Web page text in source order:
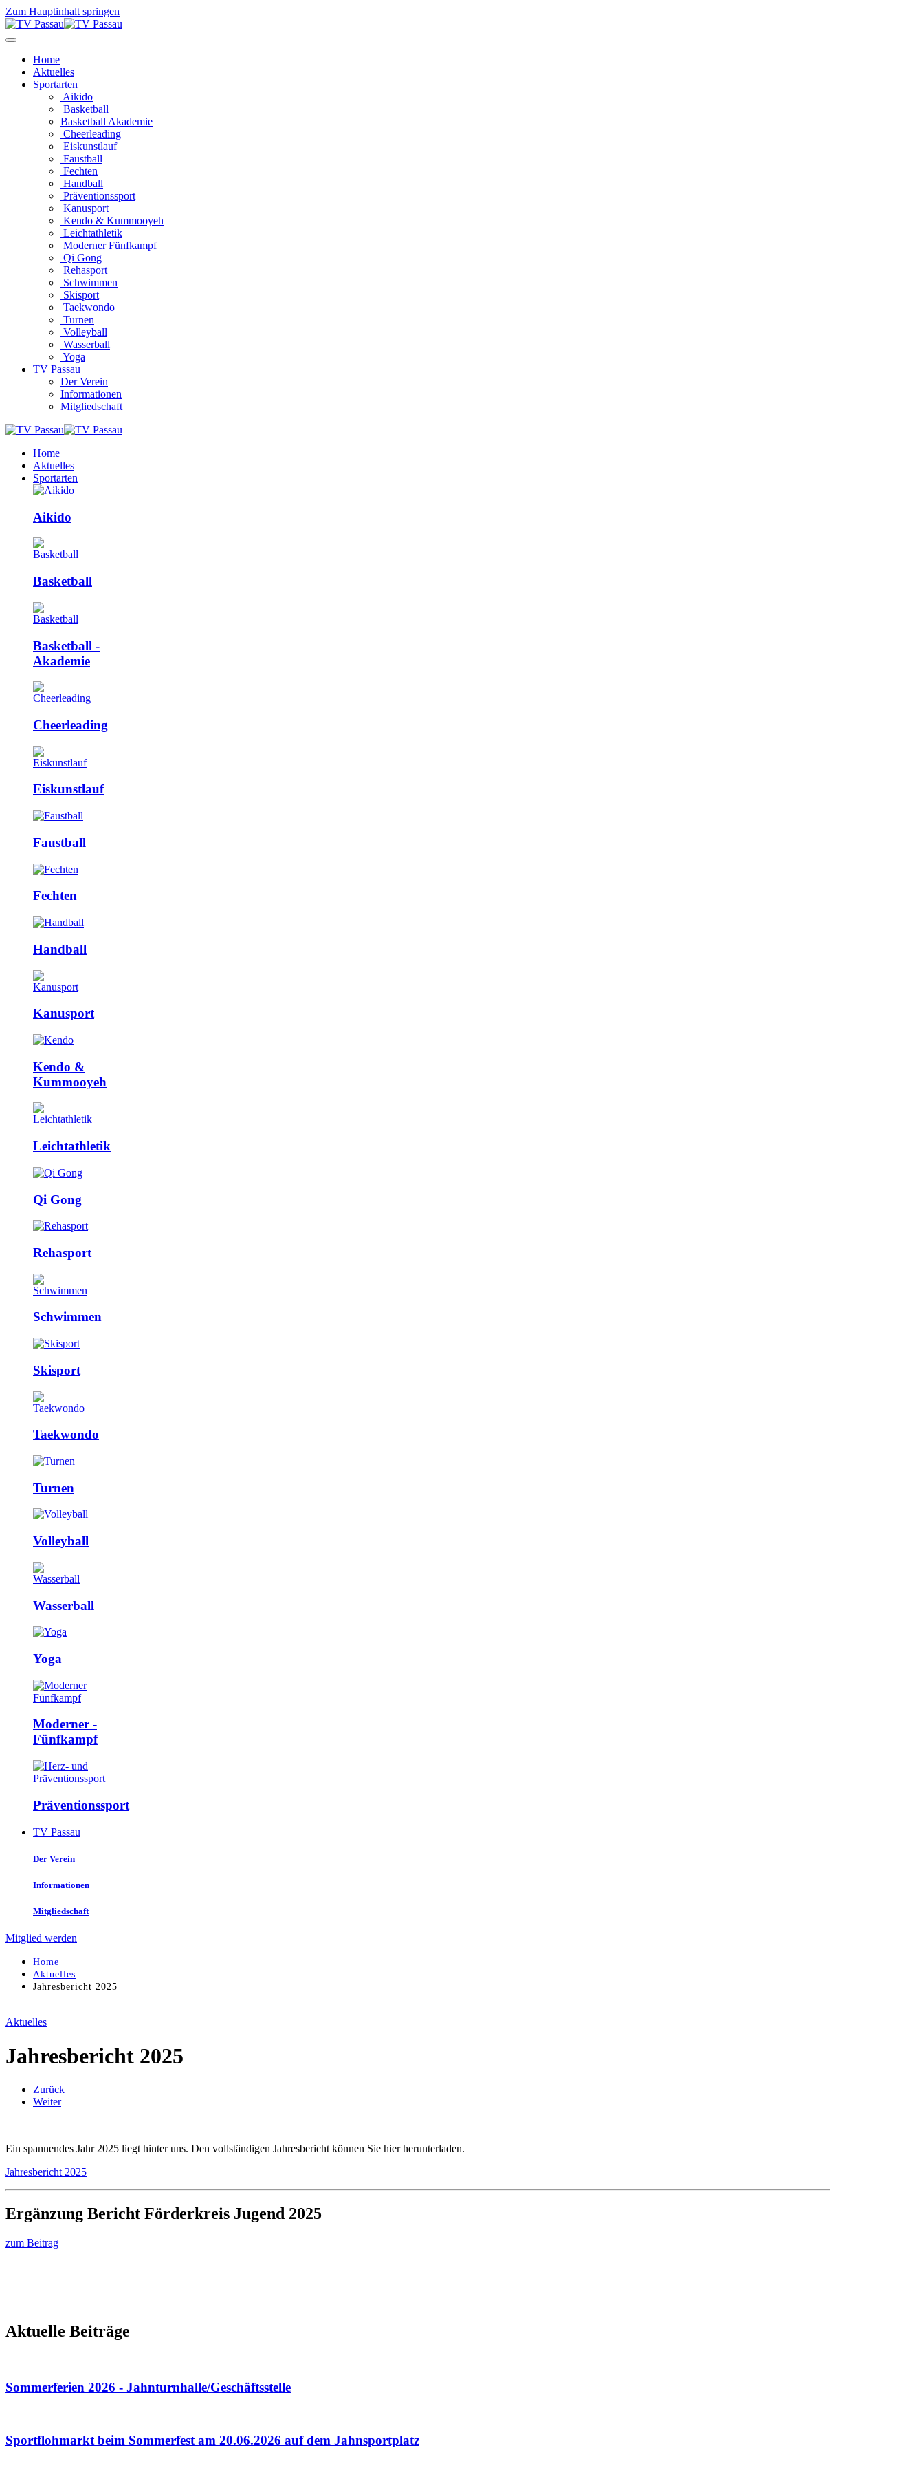
Zum Hauptinhalt springen
Home
Aktuelles
Sportarten
Aikido
Basketball
Basketball Akademie
Cheerleading
Eiskunstlauf
Faustball
Fechten
Handball
Präventionssport
Kanusport
Kendo & Kummooyeh
Leichtathletik
Moderner Fünfkampf
Qi Gong
Rehasport
Schwimmen
Skisport
Taekwondo
Turnen
Volleyball
Wasserball
Yoga
TV Passau
Der Verein
Informationen
Mitgliedschaft
Home
Aktuelles
Sportarten
Aikido
Basketball
Basketball ­
Akademie
Cheerleading
Eiskunstlauf
Faustball
Fechten
Handball
Kanusport
Kendo &
Kummooyeh
Leicht­athletik
Qi Gong
Rehasport
Schwimmen
Skisport
Taekwondo
Turnen
Volleyball
Wasserball
Yoga
Moderner ­
Fünfkampf
Präventions­sport
TV Passau
Der Verein
Informationen
Mitgliedschaft
Mitglied werden
Home
Aktuelles
Jahresbericht 2025
Aktuelles
Jahresbericht 2025
Zurück
Weiter
Ein spannendes Jahr 2025 liegt hinter uns. Den vollständigen Jahresbericht können Sie hier herunterladen.
Jahresbericht 2025
Ergänzung Bericht Förderkreis Jugend 2025
zum Beitrag
Aktuelle Beiträge
Sommerferien 2026 - Jahnturnhalle/Geschäftsstelle
Sportflohmarkt beim Sommerfest am 20.06.2026 auf dem Jahnsportplatz